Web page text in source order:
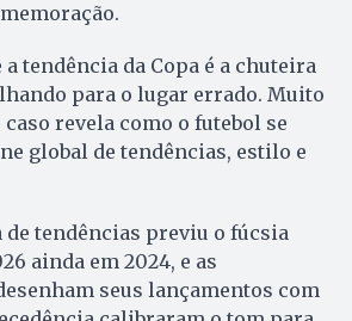
a tendência da Copa é a chuteira
para o lugar errado. Muito
caso revela como o futebol se
global de tendências, estilo e
tendências previu o fúcsia
ainda em 2024, e as
seus lançamentos com